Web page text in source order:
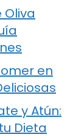
en
y Atún:
Dieta